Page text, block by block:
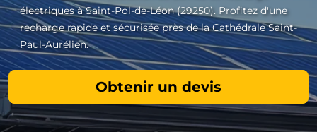
électriques à Saint-Pol-de-Léon (29250). Profitez d'une
recharge rapide et sécurisée près de la Cathédrale Saint-
Paul-Aurélien.
Obtenir un devis